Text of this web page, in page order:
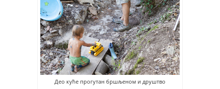
Део куће прогутан бршљеном и друштво